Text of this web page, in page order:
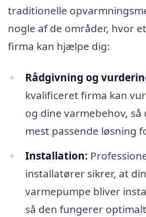
traditionelle
nogle af de områder, hvor
firma kan hjælpe dig:
Rådgivning og
kvalificeret firma kan
og dine varmebehov, så
mest passende løsning
Installation:
installatører sikrer, at
varmepumpe bliver
så den fungerer